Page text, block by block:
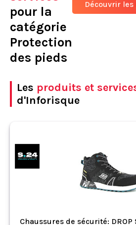
pour la
catégorie
Protection
des pieds
Découvrir
Les produits et
d'Inforisque
Chaussures de sécurité: DROP